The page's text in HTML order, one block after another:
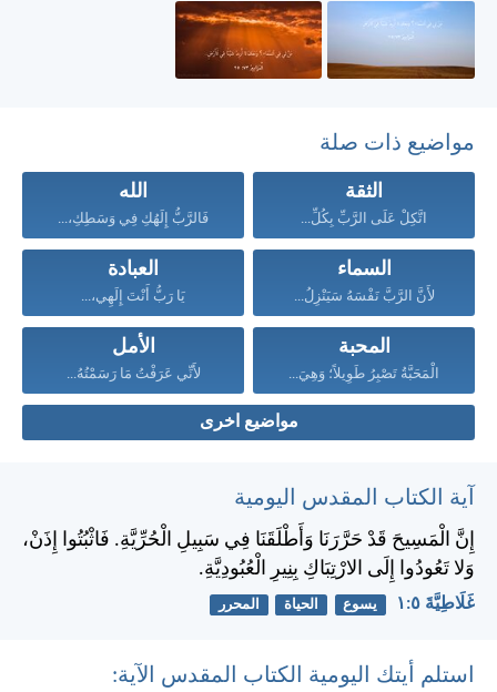
مواضيع ذات صلة
الثقة
اتَّكِلْ عَلَى الرَّبِّ بِكُلِّ...
الله
فَالرَّبُّ إِلَهُكِ فِي وَسَطِكِ،...
السماء
لأَنَّ الرَّبَّ نَفْسَهُ سَيَنْزِلُ...
العبادة
يَا رَبُّ أَنْتَ إِلَهِي،...
المحبة
الْمَحَبَّةُ تَصْبِرُ طَوِيلاً؛ وَهِيَ...
الأمل
لأَنِّي عَرَفْتُ مَا رَسَمْتُهُ...
مواضيع اخرى
آية الكتاب المقدس اليومية
إِنَّ الْمَسِيحَ قَدْ حَرَّرَنَا وَأَطْلَقَنَا فِي سَبِيلِ الْحُرِّيَّةِ. فَاثْبُتُوا إِذَنْ،
وَلا تَعُودُوا إِلَى الارْتِبَاكِ بِنِيرِ الْعُبُودِيَّةِ.
غَلَاطِيَّةَ ٥:‏١ يسوع الحياة المحرر
استلم أيتك اليومية الكتاب المقدس الآية: